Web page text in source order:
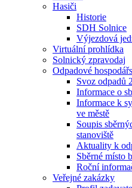
Hasiči
Historie
SDH Solnice
Výjezdová
Virtuální prohlídka
Solnický zpravodaj
Odpadové
Svoz odpadů
Informace o
Informace k
ve městě
Soupis
stanoviště
Aktuality k
Sběrné místo
Roční
Veřejné zakázky